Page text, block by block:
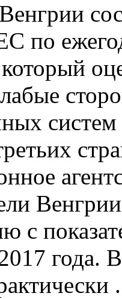
по
систем
с
года.